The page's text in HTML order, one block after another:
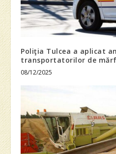
Poliţia Tulcea a aplicat
transportatorilor de
08/12/2025